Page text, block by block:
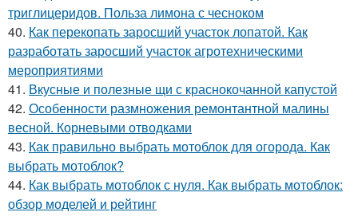
триглицеридов. Польза лимона с чесноком
40. Как перекопать заросший участок лопатой. Как
разработать заросший участок агротехническими
мероприятиями
41. Вкусные и полезные щи с краснокочанной капустой
42. Особенности размножения ремонтантной малины
весной. Корневыми отводками
43. Как правильно выбрать мотоблок для огорода. Как
выбрать мотоблок?
44. Как выбрать мотоблок с нуля. Как выбрать мотоблок:
обзор моделей и рейтинг